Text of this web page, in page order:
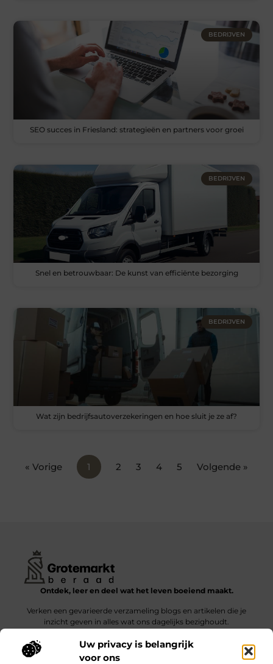
Uw privacy is belangrijk
voor ons
BEDRIJVEN
SEO succes in Friesland: strategieën en partners voor groei
BEDRIJVEN
Snel en betrouwbaar: De kunst van efficiënte bezorging
BEDRIJVEN
Wat zijn bedrijfsautoverzekeringen en hoe sluit je ze af?
« Vorige 1 2 3 4 5 Volgende »
Ontdek, leer en deel wat het leven boeiend maakt.
Verken een gevarieerde verzameling blogs en artikelen die je
inzicht geven in alles wat ons dagelijks bezighoudt.
Bericht categorie